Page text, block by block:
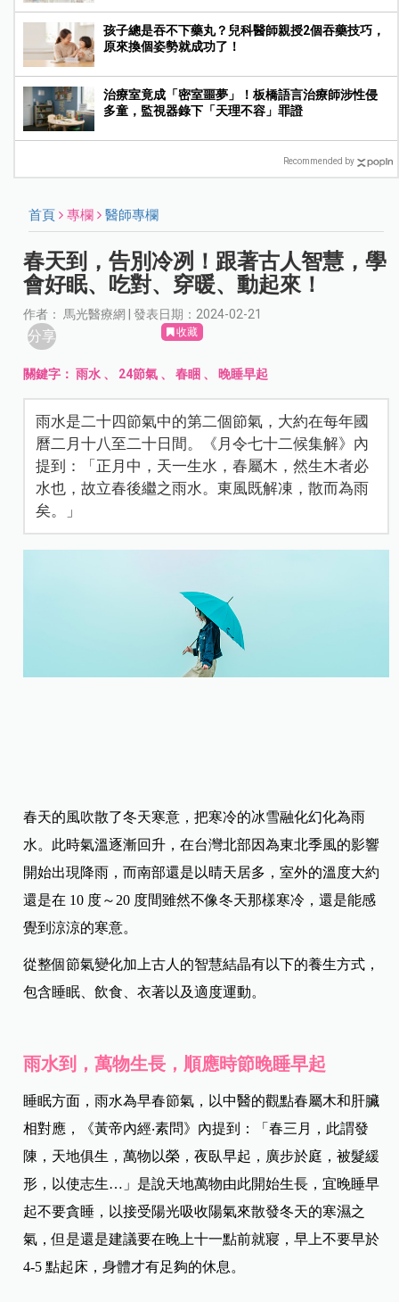
孩子總是吞不下藥丸？兒科醫師親授2個吞藥技巧，
原來換個姿勢就成功了！
治療室竟成「密室噩夢」！板橋語言治療師涉性侵
多童，監視器錄下「天理不容」罪證
Recommended by
首頁 專欄 醫師專欄
春天到，告別冷冽！跟著古人智慧，學
會好眠、吃對、穿暖、動起來！
作者： 馬光醫療網 | 發表日期：2024-02-21
分享 收藏
關鍵字：雨水 、 24節氣 、春睏 、 晚睡早起
雨水是二十四節氣中的第二個節氣，大約在每年國
曆二月十八至二十日間。《月令七十二候集解》內
提到：「正月中，天一生水，春屬木，然生木者必
水也，故立春後繼之雨水。東風既解凍，散而為雨
矣。」
春天的風吹散了冬天寒意，把寒冷的冰雪融化幻化為雨
水。此時氣溫逐漸回升，在台灣北部因為東北季風的影響
開始出現降雨，而南部還是以晴天居多，室外的溫度大約
還是在 10 度～20 度間雖然不像冬天那樣寒冷，還是能感
覺到涼涼的寒意。
從整個節氣變化加上古人的智慧結晶有以下的養生方式，
包含睡眠、飲食、衣著以及適度運動。
雨水到，萬物生長，順應時節晚睡早起
睡眠方面，雨水為早春節氣，以中醫的觀點春屬木和肝臟
相對應，《黃帝內經‧素問》內提到：「春三月，此謂發
陳，天地俱生，萬物以榮，夜臥早起，廣步於庭，被髮緩
形，以使志生…」是說天地萬物由此開始生長，宜晚睡早
起不要貪睡，以接受陽光吸收陽氣來散發冬天的寒濕之
氣，但是還是建議要在晚上十一點前就寢，早上不要早於
4-5 點起床，身體才有足夠的休息。